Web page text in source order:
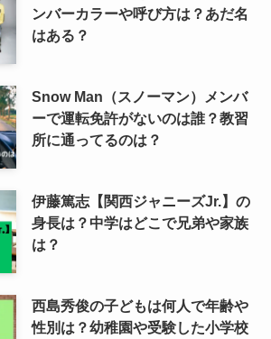
ンバーカラーや呼び方は？あだ名
はある？
Snow Man（スノーマン）メンバ
ーで運転免許がないのは誰？教習
所に通ってるのは？
伊藤篤志【関西ジャニーズJr.】の
身長は？中学はどこで兄弟や家族
は？
西島秀俊の子どもは何人で年齢や
性別は？幼稚園や受験した小学校